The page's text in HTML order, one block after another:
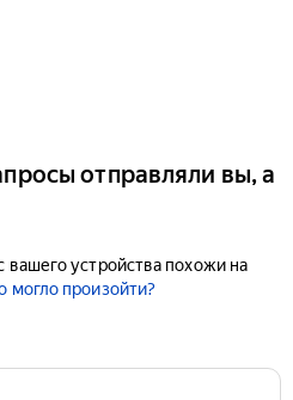
отправляли вы, а
вашего устройства похожи на
могло произойти?